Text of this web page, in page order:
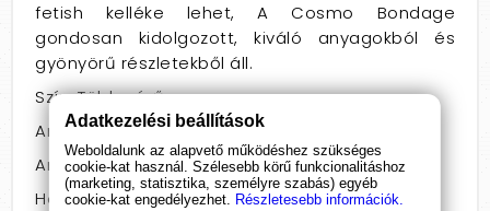
fetish kelléke lehet, A Cosmo Bondage
gondosan kidolgozott, kiváló anyagokból és
gyönyörű részletekből áll.
Szín: Többszínű
Anyag: Fém
Anyag: Vinyl
Hossz: 46 - 50
Adatkezelési beállítások
Weboldalunk az alapvető működéshez szükséges
cookie-kat használ. Szélesebb körű funkcionalitáshoz
(marketing, statisztika, személyre szabás) egyéb
cookie-kat engedélyezhet. Részletesebb információk.